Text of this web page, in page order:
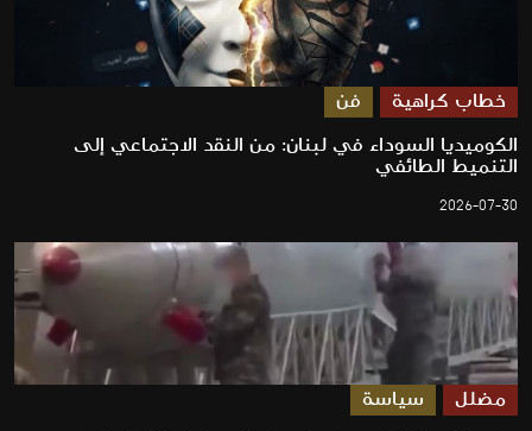
خطاب كراهية فن
الكوميديا السوداء في لبنان: من النقد الاجتماعي إلى
التنميط الطائفي
2026-07-30
مضلل سياسة